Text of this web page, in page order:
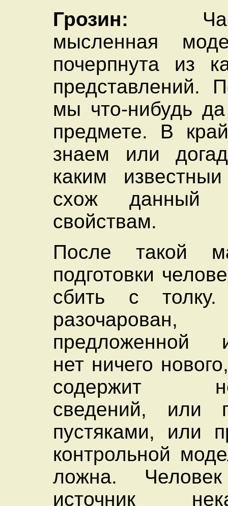
Грозин:
мысленная
почерпнута из
представлений.
мы что-нибудь
предмете. В
знаем или
каким
схож данный
свойствам.
После такой
подготовки
сбить с
предложенной
нет ничего
содержит
сведений, или
пустяками, или
контрольной
ложна. Человек
источник